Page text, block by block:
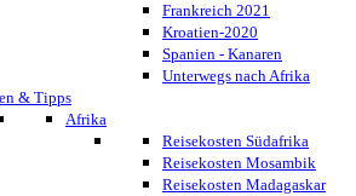
Frankreich 2021
Kroatien-2020
Spanien - Kanaren
Unterwegs nach Afrika
& Tipps
Afrika
Reisekosten Südafrika
Reisekosten Mosambik
Reisekosten Madagaskar